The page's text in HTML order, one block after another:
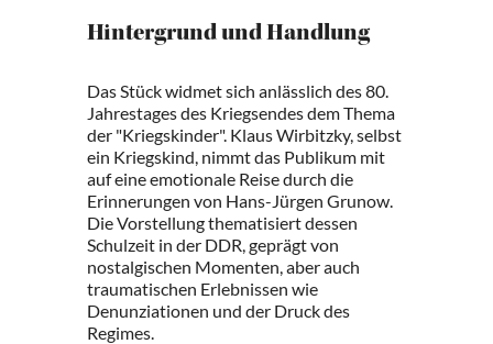
Hintergrund und Handlung
Das Stück widmet sich anlässlich des 80.
Jahrestages des Kriegsendes dem Thema
der "Kriegskinder". Klaus Wirbitzky, selbst
ein Kriegskind, nimmt das Publikum mit
auf eine emotionale Reise durch die
Erinnerungen von Hans-Jürgen Grunow.
Die Vorstellung thematisiert dessen
Schulzeit in der DDR, geprägt von
nostalgischen Momenten, aber auch
traumatischen Erlebnissen wie
Denunziationen und der Druck des
Regimes.